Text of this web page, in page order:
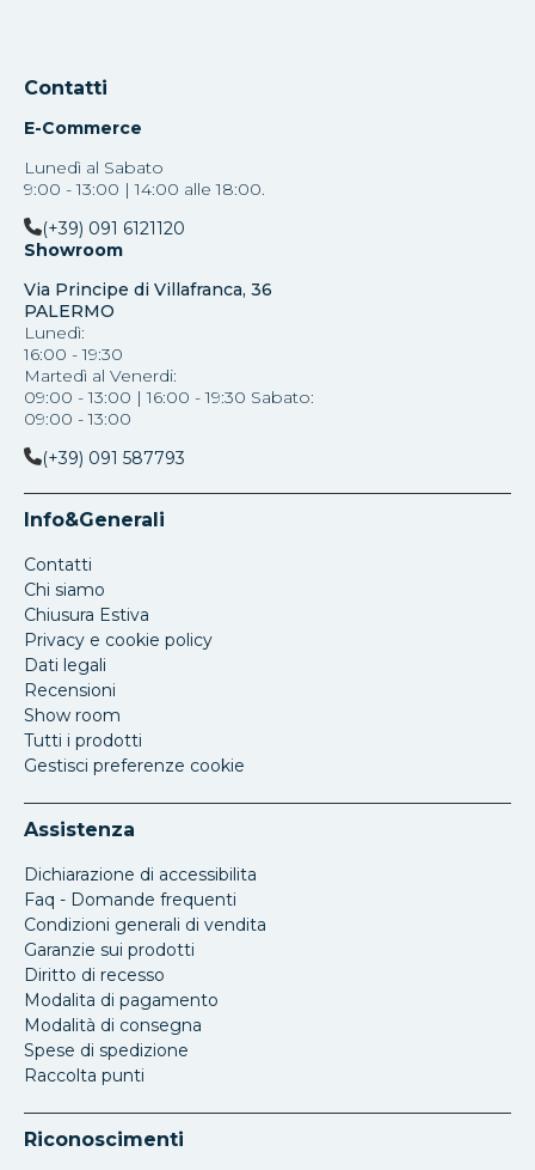
Contatti
E-Commerce
Lunedì al Sabato
9:00 - 13:00 | 14:00 alle 18:00.
(+39) 091 6121120
Showroom
Via Principe di Villafranca, 36
PALERMO
Lunedì:
16:00 - 19:30
Martedì al Venerdi:
09:00 - 13:00 | 16:00 - 19:30 Sabato:
09:00 - 13:00
(+39) 091 587793
Info&Generali
Contatti
Chi siamo
Chiusura Estiva
Privacy e cookie policy
Dati legali
Recensioni
Show room
Tutti i prodotti
Gestisci preferenze cookie
Assistenza
Dichiarazione di accessibilita
Faq - Domande frequenti
Condizioni generali di vendita
Garanzie sui prodotti
Diritto di recesso
Modalita di pagamento
Modalità di consegna
Spese di spedizione
Raccolta punti
Riconoscimenti